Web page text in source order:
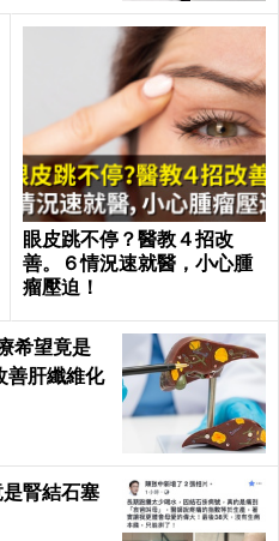
眼皮跳不停？醫教４招改
善。６情況速就醫，小心腫
瘤壓迫！
希望竟是
善肝纖維化
腎結石塞